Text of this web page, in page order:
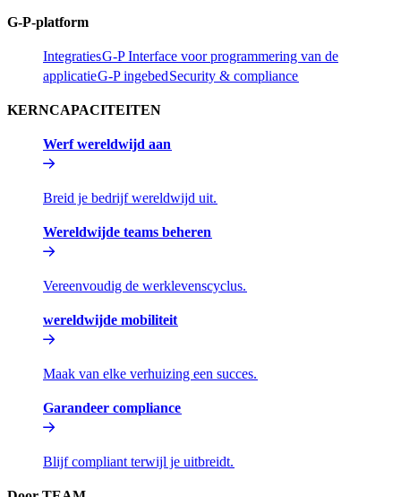
G-P-platform​​
Integraties​​G-P Interface voor programmering van de
applicatie​​G-P ingebed​​Security & compliance​​
KERNCAPACITEITEN​​
Werf wereldwijd aan​​
Breid je bedrijf wereldwijd uit.​​
Wereldwijde teams beheren​​
Vereenvoudig de werklevenscyclus.​​
wereldwijde mobiliteit​​
Maak van elke verhuizing een succes.​​
Garandeer compliance​​
Blijf compliant terwijl je uitbreidt.​​